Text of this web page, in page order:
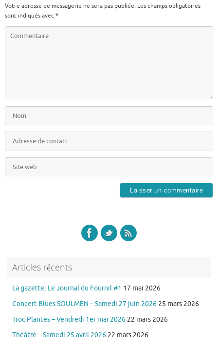
Votre adresse de messagerie ne sera pas publiée. Les champs obligatoires
sont indiqués avec*
Articles récents
La gazette: Le Journal du Fournil #1 17 mai 2026
Concert Blues SOULMEN – Samedi 27 juin 2026 25 mars 2026
Troc Plantes – Vendredi 1er mai 2026 22 mars 2026
Théâtre – Samedi 25 avril 2026 22 mars 2026